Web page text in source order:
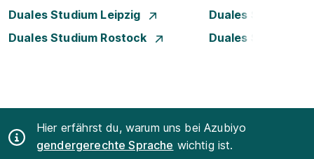
Duales Studium Leipzig
Duales Studium
Duales Studium Rostock
Duales Studium
Hier erfährst du, warum uns bei Azubiyo
gendergerechte Sprache wichtig ist.